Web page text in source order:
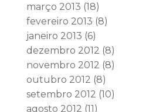
março 2013 (18)
fevereiro 2013 (8)
janeiro 2013 (6)
dezembro 2012 (8)
novembro 2012 (8)
outubro 2012 (8)
setembro 2012 (10)
agosto 2012 (11)